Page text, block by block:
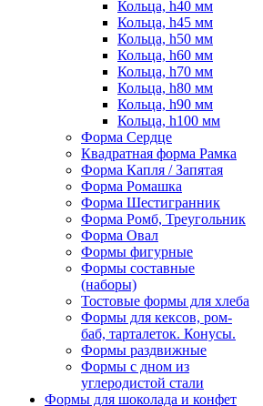
Кольца, h40 мм
Кольца, h45 мм
Кольца, h50 мм
Кольца, h60 мм
Кольца, h70 мм
Кольца, h80 мм
Кольца, h90 мм
Кольца, h100 мм
Форма Сердце
Квадратная форма Рамка
Форма Капля / Запятая
Форма Ромашка
Форма Шестигранник
Форма Ромб, Треугольник
Форма Овал
Формы фигурные
Формы составные
(наборы)
Тостовые формы для хлеба
Формы для кексов, ром-
баб, тарталеток. Конусы.
Формы раздвижные
Формы с дном из
углеродистой стали
Формы для шоколада и конфет